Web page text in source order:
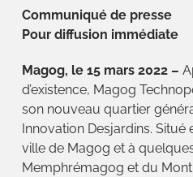
Communiqué de presse
Pour diffusion immédiate
Magog, le 15 mars 2022 –
d’existence, Magog
son nouveau quartier
Innovation Desjardins.
ville de Magog et à
Memphrémagog et du